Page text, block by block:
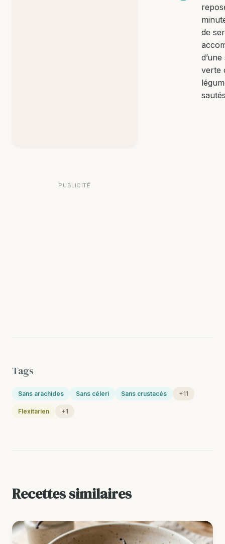
PUBLICITÉ
de
verte
Tags
Sans arachides Sans céleri Sans crustacés +11
Flexitarien +1
Recettes similaires